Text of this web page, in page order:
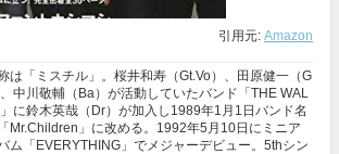
引用元: Amazon
は「ミスチル」。桜井和寿（Gt.Vo）、田原健一（G
中川敬輔（Ba）が活動していたバンド「THE WAL
に鈴木英哉（Dr）が加入し1989年1月1日バンド名
Mr.Children」に改める。1992年5月10日にミニア
ム「EVERYTHING」でメジャーデビュー。5thシン